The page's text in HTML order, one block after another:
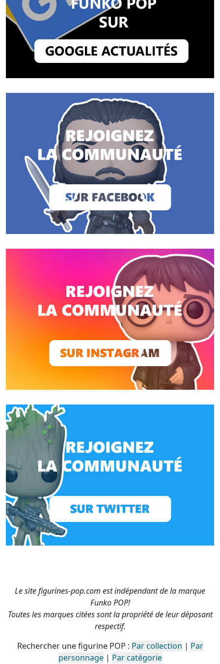
Le site figurines-pop.com est indépendant de la marque
Funko POP!
Toutes les marques citées sont la propriété de leur déposant
respectif.
Rechercher une figurine POP : Par collection | Par
personnage| Par catégorie